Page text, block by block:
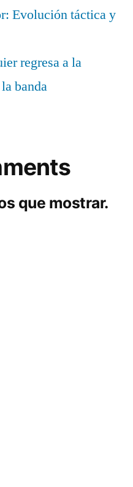
Evolución táctica y
regresa a la
banda
que mostrar.